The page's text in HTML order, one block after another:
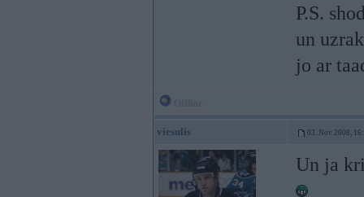
P.S.
un
jo ar
viesulis 03. Nov 2008,
Un ja